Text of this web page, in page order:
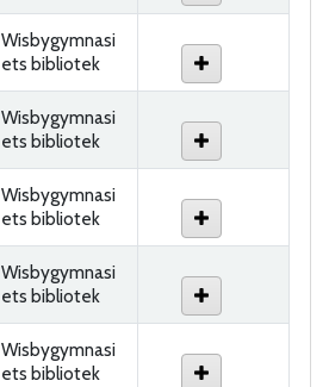
Wisbygymnasi
ets bibliotek
Wisbygymnasi
ets bibliotek
Wisbygymnasi
ets bibliotek
Wisbygymnasi
ets bibliotek
Wisbygymnasi
ets bibliotek